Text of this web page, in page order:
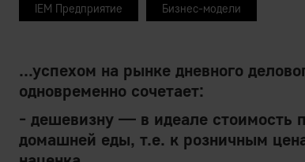
IEM Предприятие Бизнес-модели
...успехом на рынке дневного
одновременно сочетает:
- дешевизну — в идеале стоимость
домашней еды, т.е. к розничным